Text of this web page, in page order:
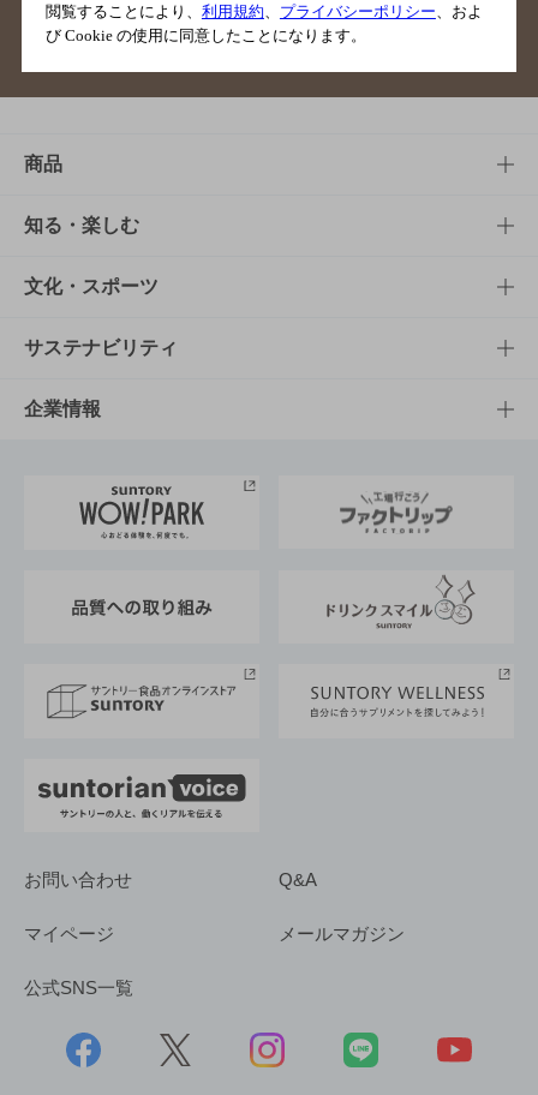
ご意見・ご感想
商品
商品TOP
商品一覧
商品発売情報
栄養成分一覧
知る・楽しむ
知る・楽しむTOP
キャンペーン
工場見学
地域情報
文化・スポーツ
文化・スポーツTOP
サントリーホール
サントリーサンバーズ大阪
サステナビリティ
サステナビリティTOP
サントリーが考えるサステナビリティ経営
企業情報
企業概要
採用情報
お問い合わせ Q&A
マイページ メールマガジン
公式SNS一覧
閲覧することにより、 利用規約 プライバシーポリシー 、およ
び Cookie の使用に同意したことになります。